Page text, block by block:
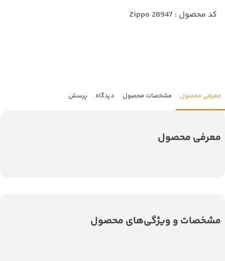
کد محصول : Zippo 28947
معرفی محصول مشخصات محصول دیدگاه پرسش
معرفی محصول
مشخصات و ویژگی‌های محصول